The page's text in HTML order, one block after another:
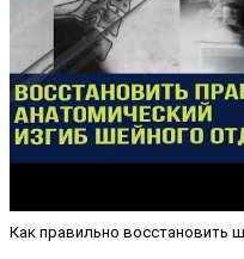
Как правильно восстановить